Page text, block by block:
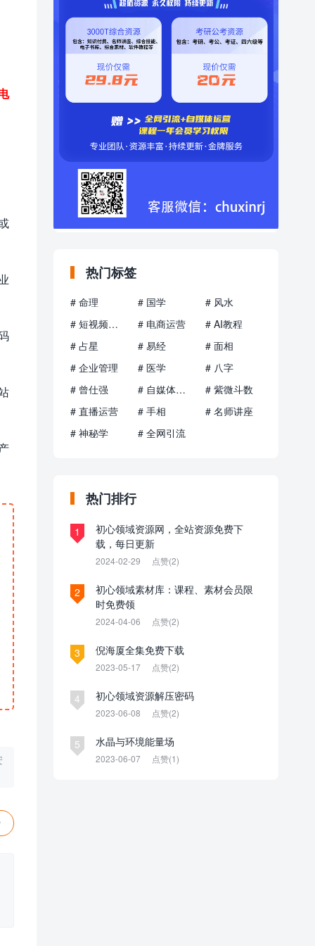
热门标签
# 命理 # 国学
# 风水
# 短视频运营
# 电商运营
# AI教程
# 占星
# 易经
# 面相
# 企业管理
# 医学
# 八字
# 曾仕强
# 自媒体运营
# 紫微斗数
# 直播运营
# 手相
# 名师讲座
# 神秘学
# 全网引流
热门排行
1
初心领域资源网，全站资源免费下
载，每日更新
2024-02-29 点赞(2)
2
初心领域素材库：课程、素材会员限
时免费领
2024-04-06 点赞(2)
3 倪海厦全集免费下载
2023-05-17 点赞(2)
4 初心领域资源解压密码
2023-06-08 点赞(2)
5 水晶与环境能量场
2023-06-07 点赞(1)